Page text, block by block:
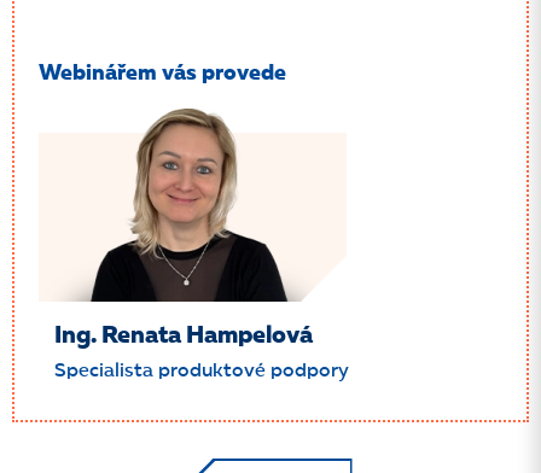
Webinářem vás provede
Ing. Renata Hampelová
Specialista produktové podpory